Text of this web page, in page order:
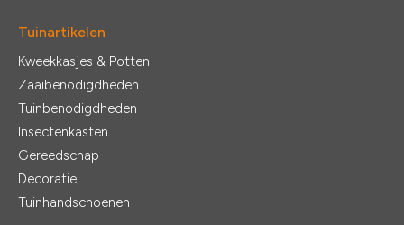
Tuinartikelen
Kweekkasjes & Potten
Zaaibenodigdheden
Tuinbenodigdheden
Insectenkasten
Gereedschap
Decoratie
Tuinhandschoenen